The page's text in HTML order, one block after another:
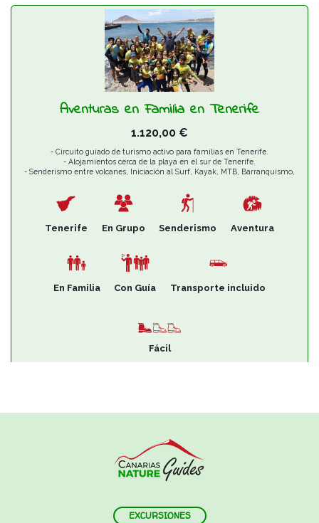
Aventuras en Familia en Tenerife
1.120,00 €
- Circuito guiado de turismo activo para familias en Tenerife.
- Alojamientos cerca de la playa en el sur de Tenerife.
- Senderismo entre volcanes, Iniciación al Surf, Kayak, MTB, Barranquismo,
Tenerife En Grupo Senderismo Aventura
En Familia Con Guía Transporte incluido
Fácil
EXCURSIONES